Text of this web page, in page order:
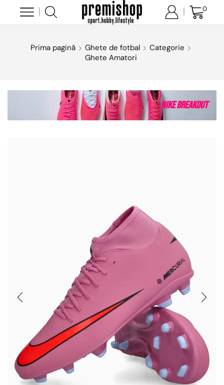
0
Prima pagină Ghete de fotbal
Categorie
Ghete Amatori
Nike Breakout